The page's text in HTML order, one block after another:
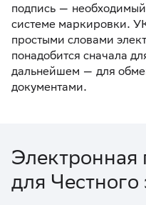
подпись —
системе маркировки.
простыми словами
понадобится сначала
дальнейшем — для
документами.
Электронная
для Честного